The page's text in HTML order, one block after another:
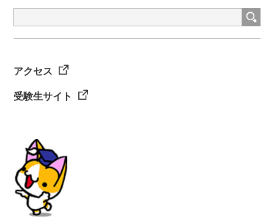
索:
アクセス
受験生サイト